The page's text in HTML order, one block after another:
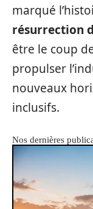
marqué
résurrection
être le coup
propulser
nouveaux
inclusifs.
Nos dernières